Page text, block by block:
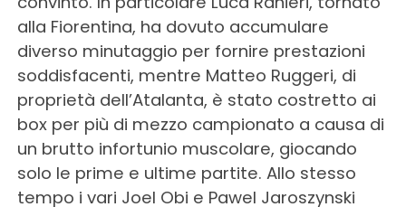
alla Fiorentina, ha dovuto accumulare
diverso minutaggio per fornire prestazioni
soddisfacenti, mentre Matteo Ruggeri, di
proprietà dell’Atalanta, è stato costretto ai
box per più di mezzo campionato a causa di
un brutto infortunio muscolare, giocando
solo le prime e ultime partite. Allo stesso
tempo i vari Joel Obi e Pawel Jaroszynski